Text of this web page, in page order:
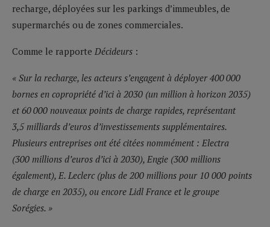
recharge, déployées sur les parkings d’immeubles, de
supermarchés ou de zones commerciales.
Comme le rapporte Décideurs :
« Sur la recharge, les acteurs s’engagent à déployer 400 000
bornes en copropriété d’ici à 2030 (un million à horizon 2035)
et 60 000 nouveaux points de charge rapides, représentant
3,5 milliards d’euros d’investissements supplémentaires.
Plusieurs entreprises ont été citées nommément : Electra
(300 millions d’euros d’ici à 2030), Engie (300 millions
également), E. Leclerc (plus de 200 millions pour 10 000 points
de charge en 2035), ou encore Lidl France et le groupe
Sorégies. »